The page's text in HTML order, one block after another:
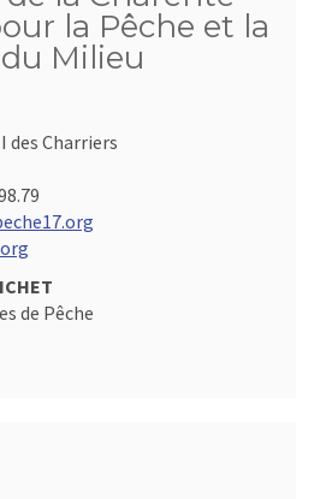
la Pêche et la
Milieu
des Charriers
de Pêche